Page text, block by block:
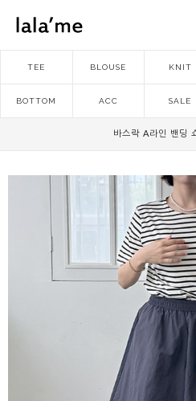
TEE BLOUSE KNIT
BOTTOM ACC SALE
바스락 A라인 밴딩